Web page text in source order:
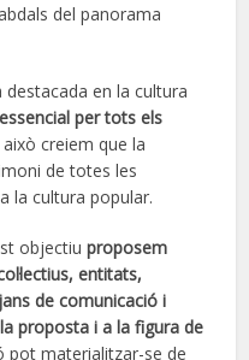
del panorama
en la cultura
per tots els
creiem que la
de totes les
la cultura popular.
objectiuproposem
entitats,
de comunicació i
proposta i a la figura de
pot materialitzar-se de